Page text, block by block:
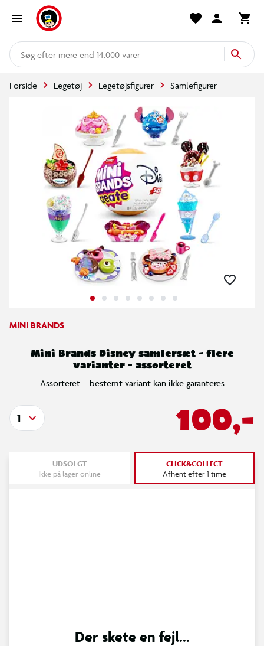
mere end 14.000 varer
Forside Legetøj Legetøjsfigurer Samlefigurer
MINI BRANDS
Mini Brands Disney samlersæt - flere
varianter - assorteret
Assorteret – bestemt variant kan ikke garanteres
100,-
1
UDSOLGT
Ikke på lager online
CLICK&COLLECT
Afhent efter 1 time
Der skete en fejl...